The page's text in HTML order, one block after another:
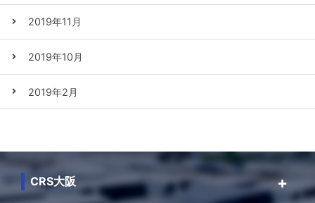
2019年11月
2019年10月
2019年2月
CRS大阪